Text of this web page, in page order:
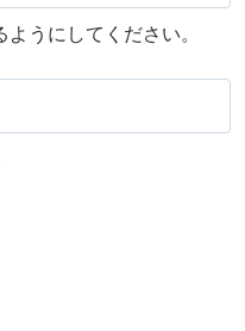
うにしてください。